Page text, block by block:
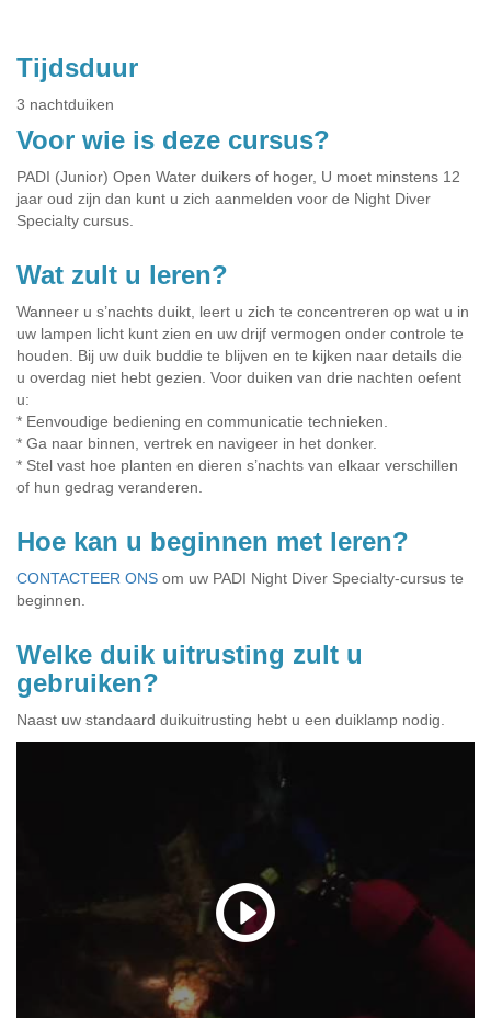
Tijdsduur
3 nachtduiken
Voor wie is deze cursus?
PADI (Junior) Open Water duikers of hoger, U moet minstens 12
jaar oud zijn dan kunt u zich aanmelden voor de Night Diver
Specialty cursus.
Wat zult u leren?
Wanneer u s’nachts duikt, leert u zich te concentreren op wat u in
uw lampen licht kunt zien en uw drijf vermogen onder controle te
houden. Bij uw duik buddie te blijven en te kijken naar details die
u overdag niet hebt gezien. Voor duiken van drie nachten oefent
u:
* Eenvoudige bediening en communicatie technieken.
* Ga naar binnen, vertrek en navigeer in het donker.
* Stel vast hoe planten en dieren s’nachts van elkaar verschillen
of hun gedrag veranderen.
Hoe kan u beginnen met leren?
CONTACTEER ONS om uw PADI Night Diver Specialty-cursus te
beginnen.
Welke duik uitrusting zult u
gebruiken?
Naast uw standaard duikuitrusting hebt u een duiklamp nodig.